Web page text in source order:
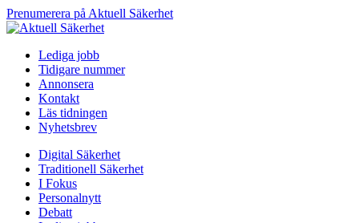
Prenumerera på Aktuell Säkerhet
Lediga jobb
Tidigare nummer
Annonsera
Kontakt
Läs tidningen
Nyhetsbrev
Digital Säkerhet
Traditionell Säkerhet
I Fokus
Personalnytt
Debatt